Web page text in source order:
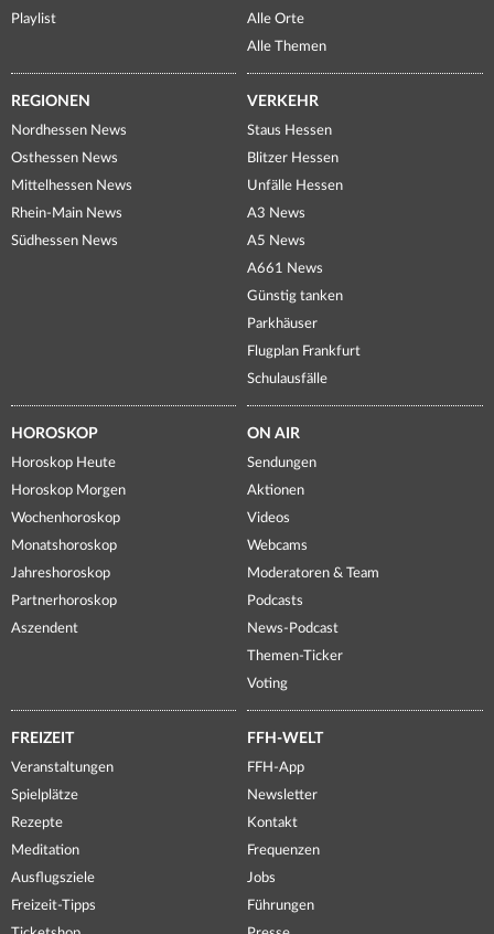
Playlist
Alle Orte
Alle Themen
REGIONEN
Nordhessen News
Osthessen News
Mittelhessen News
Rhein-Main News
Südhessen News
VERKEHR
Staus Hessen
Blitzer Hessen
Unfälle Hessen
A3 News
A5 News
A661 News
Günstig tanken
Parkhäuser
Flugplan Frankfurt
Schulausfälle
HOROSKOP
Horoskop Heute
Horoskop Morgen
Wochenhoroskop
Monatshoroskop
Jahreshoroskop
Partnerhoroskop
Aszendent
ON AIR
Sendungen
Aktionen
Videos
Webcams
Moderatoren & Team
Podcasts
News-Podcast
Themen-Ticker
Voting
FREIZEIT
Veranstaltungen
Spielplätze
Rezepte
Meditation
Ausflugsziele
Freizeit-Tipps
FFH-WELT
FFH-App
Newsletter
Kontakt
Frequenzen
Jobs
Führungen